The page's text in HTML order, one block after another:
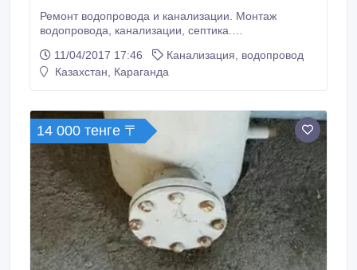
Ремонт водопровода и канализации. Монтаж
водопровода, канализации, септика.
Бурение скважин Прочистка канализационных труб
(методом промывки) Ликвидация аварий под
условий на подключение водопровода и
канализации.
11/04/2017 17:46
Канализация, водопровод
Казахстан, Караганда
14 000 тенге 〒